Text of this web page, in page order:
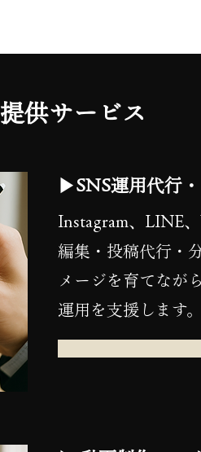
提供サービス
▶SNS運用代行
Instagram、LINE
編集・投稿代行・
メージを育てなが
運用を支援します。